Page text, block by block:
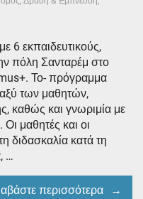
6 εκπαιδευτικούς,
πόλη Σανταρέμ στο
Το- πρόγραμμα
των μαθητών,
καθώς και γνωριμία με
Οι μαθητές και οι
διδασκαλία κατά τη
…
περισσότερα